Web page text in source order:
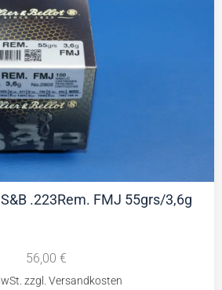
.223Rem. FMJ 55grs/3,6g
56,00 €